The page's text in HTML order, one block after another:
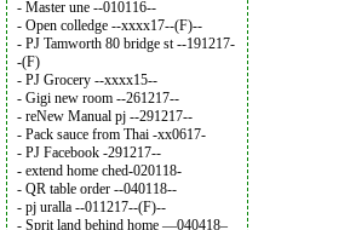
- Master une --010116--
- Open colledge --xxxx17--(F)--
- PJ Tamworth 80 bridge st --191217-
-(F)
- PJ Grocery --xxxx15--
- Gigi new room --261217--
- reNew Manual pj --291217--
- Pack sauce from Thai -xx0617-
- PJ Facebook -291217--
- extend home ched-020118-
- QR table order --040118--
- pj uralla --011217--(F)--
- Sprit land behind home —040418–